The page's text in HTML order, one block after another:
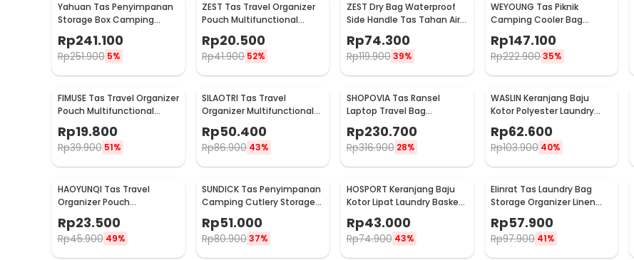
Yahuan Tas Penyimpanan
Storage Box Camping
- YN-29
Rp241.100
Rp251.900 5%
ZEST Tas Travel Organizer
Pouch Multifunctional
BM012N1019
Rp20.500
Rp41.900 52%
ZEST Dry Bag Waterproof
Side Handle Tas Tahan Air
Poliester PVC Nilon 10L -
OB109
Rp74.300
Rp119.900 39%
WEYOUNG Tas Piknik
Camping Cooler Bag
H42
Rp147.100
Rp222.90035%
FIMUSE Tas Travel Organizer
Pouch Multifunctional
Storage Bag - F15
Rp19.800
Rp39.900 51%
SILAOTRI Tas Travel
Organizer Multifunctional
SLR24
Rp50.400
Rp86.900 43%
SHOPOVIA Tas Ransel
Laptop Travel Bag
Waterproof with USB Port
35L - KC14
Rp230.700
Rp316.900 28%
WASLIN Keranjang Baju
Kotor Polyester Laundry
Bag 3 Sections - WS30
Rp62.600
Rp103.900 40%
HAOYUNQI Tas Travel
Organizer Pouch
Multifunctional Storage
Bag - XD130
Rp23.500
Rp45.900 49%
SUNDICK Tas Penyimpanan
Camping Cutlery Storage
Rp51.000
Rp80.90037%
HOSPORT Keranjang Baju
Kotor Lipat Laundry Basket
Foldable 100L - H10
Rp43.000
Rp74.900 43%
Elinrat Tas Laundry Bag
Storage Organizer Linen
Rp57.900
Rp97.900 41%